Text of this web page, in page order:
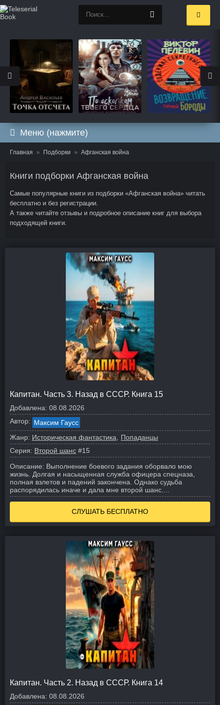
Меню (нажмите)
Главная Подборки Афганская война
Книги подборки Афганская война
Самые популярные книги из подборки «Афганская война» читать
бесплатно и без регистрации.
А также читайте отзывы и подробное описание книг для выбора
подходящей книги.
Капитан. Часть 3. Назад в СССР. Книга 15
Добавлена: 08.08.2026
Автор: Максим Гаусс
Жанр: Историческая фантастика
Попаданцы
Серия: Второй шанс #15
Описание: Выполнение боевого задания оборвало мою
жизнь. Долгая и насыщенная служба офицера спецназа,
полная взлетов и падений закончена. Однако судьба
распорядилась иначе и дала мне второй шанс.
СЛУШАТЬ БЕСПЛАТНО
Капитан. Часть 2. Назад в СССР. Книга 14
Добавлена: 08.08.2026